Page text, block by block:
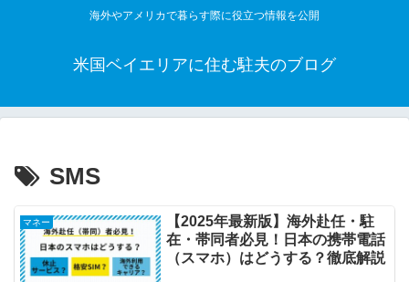
海外やアメリカで暮らす際に役立つ情報を公開
米国ベイエリアに住む駐夫のブログ
SMS
マネー
【2025年最新版】海外赴任・駐
在・帯同者必見！日本の携帯電話
（スマホ）はどうする？徹底解説